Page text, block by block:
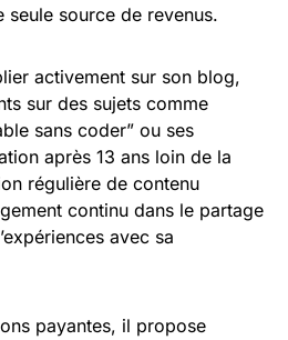
seule source de revenus.
activement sur son blog,
sur des sujets comme
sans coder” ou ses
après 13 ans loin de la
régulière de contenu
continu dans le partage
avec sa
payantes, il propose